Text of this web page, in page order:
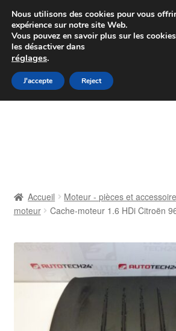
Colissimo livraison à
Du lundi au vendredi de
Aller
à
Aller
au
Contact
Livraison
Livraison internationale
Mon compte
Accueil Moteur - pièces et
moteur
Cache-moteur 1.6 HDi Citroën
Nous utilisons des cookies pour vous
expérience sur notre site Web.
Vous pouvez en savoir plus sur les
les désactiver dans
réglages.
J'accepte Reject